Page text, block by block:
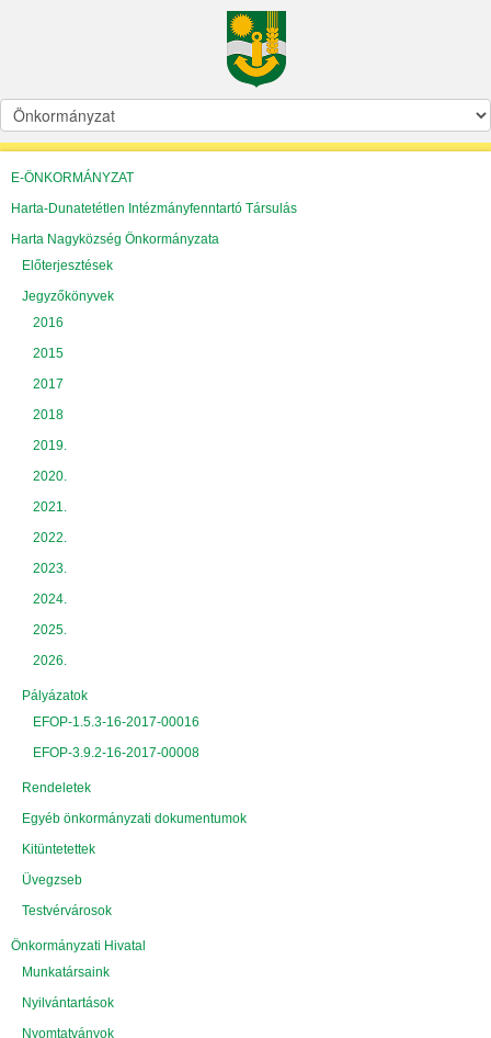
E-ÖNKORMÁNYZAT
Harta-Dunatetétlen Intézmányfenntartó Társulás
Harta Nagyközség Önkormányzata
Előterjesztések
Jegyzőkönyvek
2016
2015
2017
2018
2019.
2020.
2021.
2022.
2023.
2024.
2025.
2026.
Pályázatok
EFOP-1.5.3-16-2017-00016
EFOP-3.9.2-16-2017-00008
Rendeletek
Egyéb önkormányzati dokumentumok
Kitüntetettek
Üvegzseb
Testvérvárosok
Önkormányzati Hivatal
Munkatársaink
Nyilvántartások
Nyomtatványok